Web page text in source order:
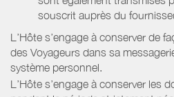
souscrit auprès du
L’Hôte s’engage à conserver de
des Voyageurs dans sa
système personnel.
L’Hôte s’engage à conserver les